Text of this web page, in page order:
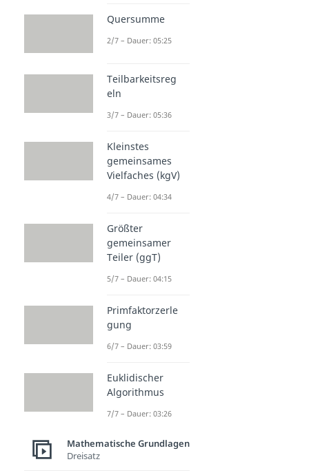
Quersumme
2/7 – Dauer: 05:25
Teilbarkeitsreg
eln
3/7 – Dauer: 05:36
Kleinstes
gemeinsames
Vielfaches (kgV)
4/7 – Dauer: 04:34
Größter
gemeinsamer
Teiler (ggT)
5/7 – Dauer: 04:15
Primfaktorzerle
gung
6/7 – Dauer: 03:59
Euklidischer
Algorithmus
7/7 – Dauer: 03:26
Mathematische Grundlagen
Dreisatz